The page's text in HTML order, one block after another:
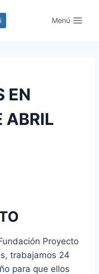
Menú
EN
ABRIL
Proyecto
trabajamos 24
para que ellos